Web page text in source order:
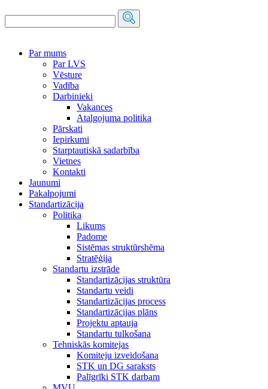
Par mums
Par LVS
Vēsture
Vadība
Darbinieki
Vakances
Atalgojuma politika
Pārskati
Iepirkumi
Starptautiskā sadarbība
Vietnes
Kontakti
Jaunumi
Pakalpojumi
Standartizācija
Politika
Likums
Padome
Sistēmas struktūrshēma
Stratēģija
Standartu izstrāde
Standartizācijas struktūra
Standartu veidi
Standartizācijas process
Standartizācijas plāns
Projektu aptauja
Standartu tulkošana
Tehniskās komitejas
Komiteju izveidošana
STK un DG saraksts
Palīgrīki STK darbam